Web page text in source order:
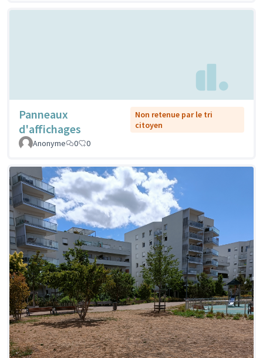
Panneaux
d'affichages
Non retenue par le tri
citoyen
Anonyme
0 0